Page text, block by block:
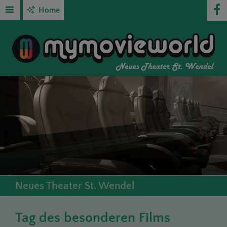
Home
Neues Theater St. Wendel
Tag des besonderen Films